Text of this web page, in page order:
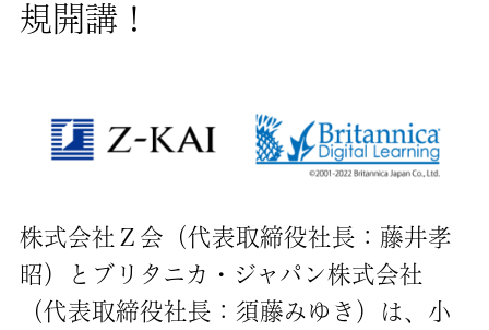
規開講！
株式会社Ｚ会（代表取締役社長：藤井孝
昭）とブリタニカ・ジャパン株式会社
（代表取締役社長：須藤みゆき）は、小